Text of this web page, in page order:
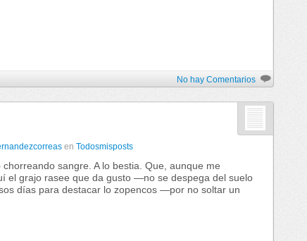
No hay Comentarios
en Todosmisposts
sangre. A lo bestia. Que, aunque me
el grajo rasee que da gusto ―no se despega del suelo
días para destacar lo zopencos ―por no soltar un